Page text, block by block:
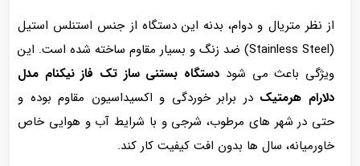
از نظر متریال و دوام، بدنه این دستگاه از جنس استنلس استیل
(Stainless Steel) ضد زنگ و بسیار مقاوم ساخته شده است. این
ویژگی باعث می‌ شود دستگاه بستنی ساز تک فاز نیکنام مدل
دلارام هرمتیک در برابر خوردگی و اکسیداسیون مقاوم بوده و
حتی در شهر های مرطوب، شرجی و با شرایط آب و هوایی خاص
خاورمیانه، سال‌ ها بدون افت کیفیت کار کند.